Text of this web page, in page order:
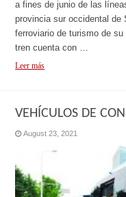
a fines de junio de las
provincia sur occidental de
ferroviario de turismo de
tren cuenta con …
Leer más
VEHÍCULOS DE
August 23, 2021